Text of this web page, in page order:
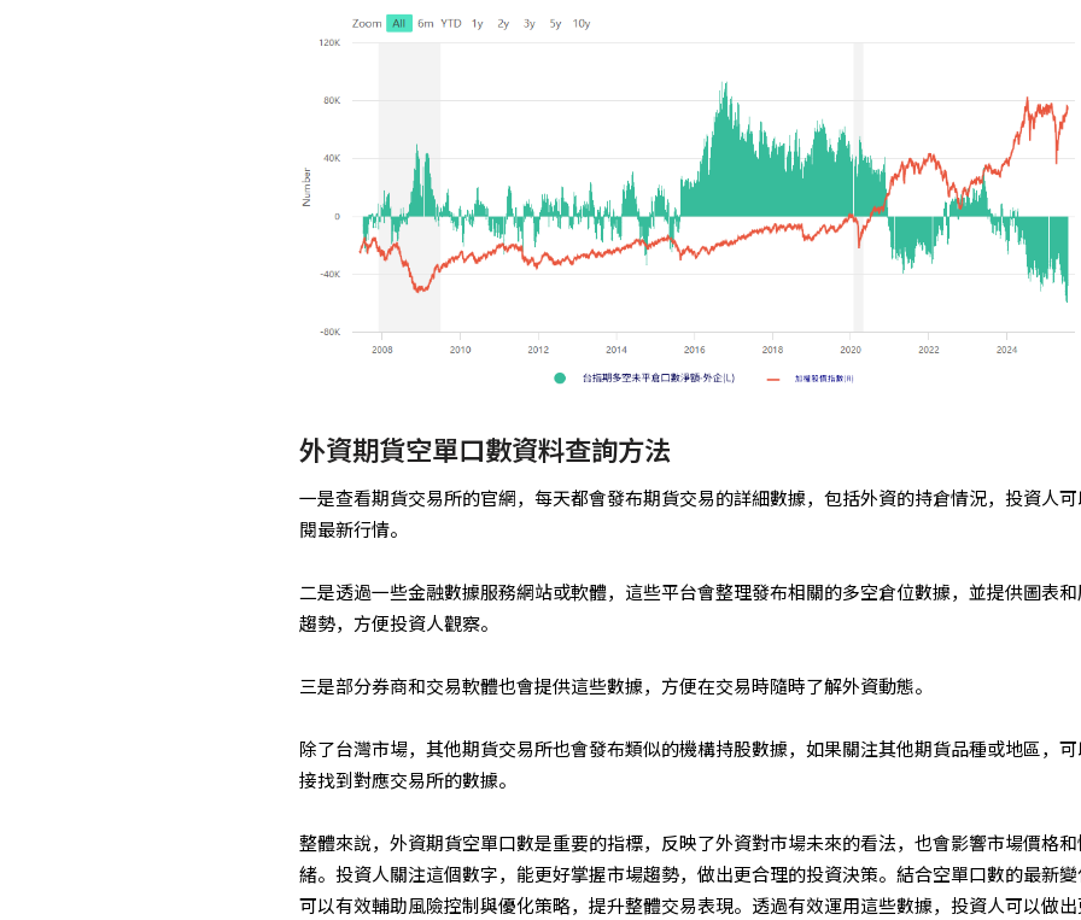
外資期貨空單口數資料查詢方法
一是查看期貨交易所的官網，每天都會發布期貨交易的詳細數據，包括外資的持倉情況，投資人
閱最新行情。
二是透過一些金融數據服務網站或軟體，這些平台會整理發布相關的多空倉位數據，並提供圖表和
趨勢，方便投資人觀察。
三是部分券商和交易軟體也會提供這些數據，方便在交易時隨時了解外資動態。
除了台灣市場，其他期貨交易所也會發布類似的機構持股數據，如果關注其他期貨品種或地區，
接找到對應交易所的數據。
整體來說，外資期貨空單口數是重要的指標，反映了外資對市場未來的看法，也會影響市場價格和
緒。投資人關注這個數字，能更好掌握市場趨勢，做出更合理的投資決策。結合空單口數的最新變
可以有效輔助風險控制與優化策略，提升整體交易表現。透過有效運用這些數據，投資人可以做出